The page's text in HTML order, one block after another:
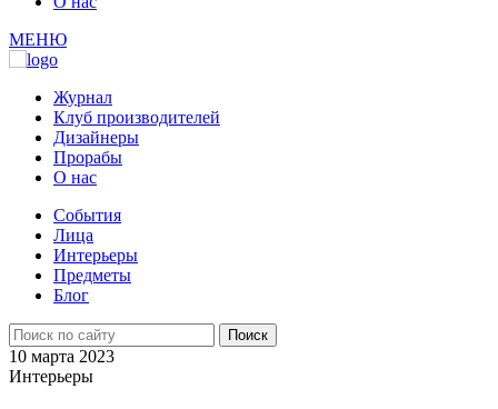
МЕНЮ
Журнал
Клуб производителей
Дизайнеры
Прорабы
О нас
События
Лица
Интерьеры
Предметы
Блог
10 марта 2023
Интерьеры